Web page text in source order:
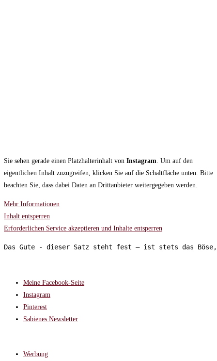
Sie sehen gerade einen Platzhalterinhalt von Instagram. Um auf den
eigentlichen Inhalt zuzugreifen, klicken Sie auf die Schaltfläche unten. Bitte
beachten Sie, dass dabei Daten an Drittanbieter weitergegeben werden.
Mehr Informationen
Inhalt entsperren
Erforderlichen Service akzeptieren und Inhalte entsperren
Das Gute - dieser Satz steht fest – ist stets das Böse,
Meine Facebook-Seite
Instagram
Pinterest
Sabienes Newsletter
Werbung